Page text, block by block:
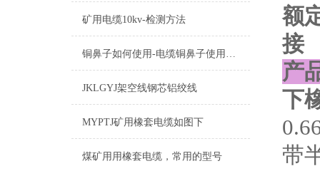
矿用电缆10kv-检测方法
铜鼻子如何使用-电缆铜鼻子使用操作
JKLGYJ架空线钢芯铝绞线
MYPTJ矿用橡套电缆如图下
煤矿用用橡套电缆，常用的型号
额
接
产
下
带